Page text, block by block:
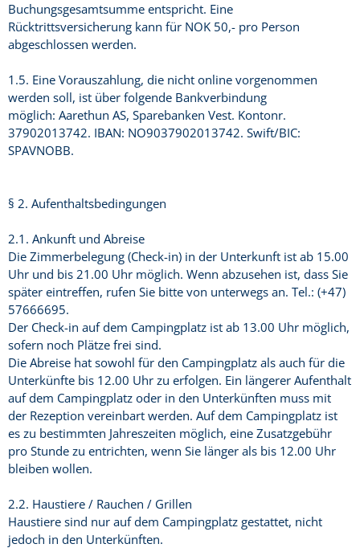
Buchungsgesamtsumme entspricht. Eine
Rücktrittsversicherung kann für NOK 50,- pro Person
abgeschlossen werden.
1.5. Eine Vorauszahlung, die nicht online vorgenommen
werden soll, ist über folgende Bankverbindung
möglich: Aarethun AS, Sparebanken Vest. Kontonr.
37902013742. IBAN: NO9037902013742. Swift/BIC:
SPAVNOBB.
§ 2. Aufenthaltsbedingungen
2.1. Ankunft und Abreise
Die Zimmerbelegung (Check-in) in der Unterkunft ist ab 15.00
Uhr und bis 21.00 Uhr möglich. Wenn abzusehen ist, dass Sie
später eintreffen, rufen Sie bitte von unterwegs an. Tel.: (+47)
57666695.
Der Check-in auf dem Campingplatz ist ab 13.00 Uhr möglich,
sofern noch Plätze frei sind.
Die Abreise hat sowohl für den Campingplatz als auch für die
Unterkünfte bis 12.00 Uhr zu erfolgen. Ein längerer Aufenthalt
auf dem Campingplatz oder in den Unterkünften muss mit
der Rezeption vereinbart werden. Auf dem Campingplatz ist
es zu bestimmten Jahreszeiten möglich, eine Zusatzgebühr
pro Stunde zu entrichten, wenn Sie länger als bis 12.00 Uhr
bleiben wollen.
2.2. Haustiere / Rauchen / Grillen
Haustiere sind nur auf dem Campingplatz gestattet, nicht
jedoch in den Unterkünften.